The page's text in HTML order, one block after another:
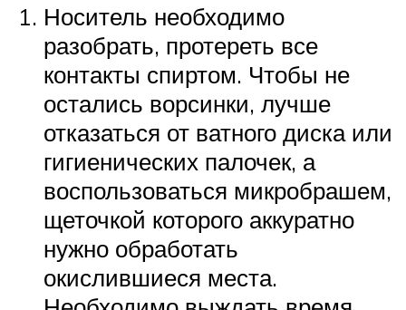
Носитель необходимо
разобрать, протереть все
контакты спиртом. Чтобы не
остались ворсинки, лучше
отказаться от ватного диска или
гигиенических палочек, а
воспользоваться микробрашем,
щеточкой которого аккуратно
нужно обработать
окислившиеся места.